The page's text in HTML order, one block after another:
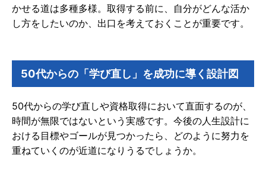
かせる道は多種多様。取得する前に、自分がどんな活か
し方をしたいのか、出口を考えておくことが重要です。
50代からの「学び直し」を成功に導く設計図
50代からの学び直しや資格取得において直面するのが、
時間が無限ではないという実感です。今後の人生設計に
おける目標やゴールが見つかったら、どのように努力を
重ねていくのが近道になりうるでしょうか。